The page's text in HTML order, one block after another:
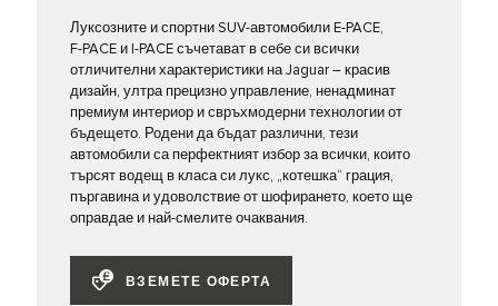
Луксозните и спортни SUV-автомобили E‑PACE,
F‑PACE и I‑PACE съчетават в себе си всички
отличителни характеристики на Jaguar – красив
дизайн, ултра прецизно управление, ненадминат
премиум интериор и свръхмодерни технологии от
бъдещето. Родени да бъдат различни, тези
автомобили са перфектният избор за всички, които
търсят водещ в класа си лукс, „котешка“ грация,
пъргавина и удоволствие от шофирането, което ще
оправдае и най-смелите очаквания.
ВЗЕМЕТЕ ОФЕРТА